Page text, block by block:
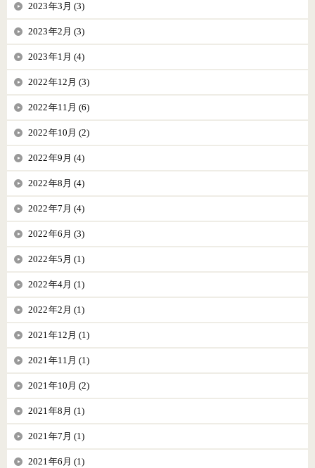
2023年3月 (3)
2023年2月 (3)
2023年1月 (4)
2022年12月 (3)
2022年11月 (6)
2022年10月 (2)
2022年9月 (4)
2022年8月 (4)
2022年7月 (4)
2022年6月 (3)
2022年5月 (1)
2022年4月 (1)
2022年2月 (1)
2021年12月 (1)
2021年11月 (1)
2021年10月 (2)
2021年8月 (1)
2021年7月 (1)
2021年6月 (1)